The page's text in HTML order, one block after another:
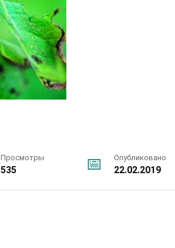
Просмотры
535
Опубликовано
22.02.2019